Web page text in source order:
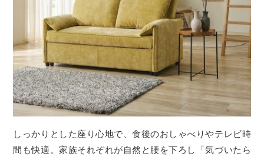
しっかりとした座り心地で、食後のおしゃべりやテレビ時
間も快適。家族それぞれが自然と腰を下ろし「気づいたら